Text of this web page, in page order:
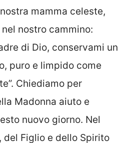
mamma celeste,
nostro cammino:
di Dio, conservami un
puro e limpido come
Chiediamo per
Madonna aiuto e
nuovo giorno. Nel
del Figlio e dello Spirito